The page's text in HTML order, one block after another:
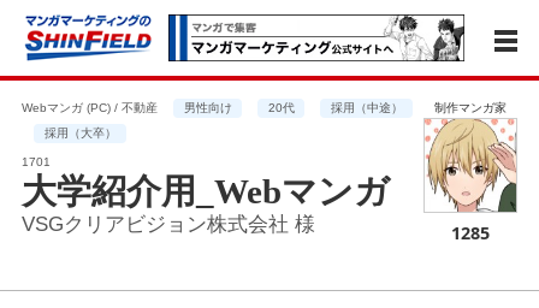
Webマンガ (PC) / 不動産 男性向け 20代
採用（中途）
採用（大卒）
1701
大学紹介用_Webマンガ
VSGクリアビジョン株式会社 様
制作マンガ家
1285